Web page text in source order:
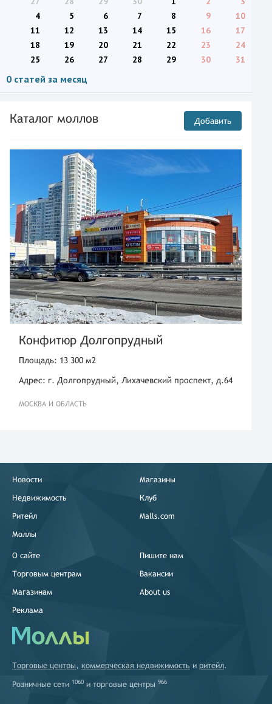
4
5 6 7 8 9
10
11
12 13 14 15 16
17
18
19 20 21 22 23
24
25
26 27 28 29 30 31
0 статей за месяц
Каталог моллов Добавить
Конфитюр Долгопрудный
Площадь: 13 300 м2
Адрес: г. Долгопрудный, Лихачевский проспект, д.64
МОСКВА И ОБЛАСТЬ
Новости
Недвижимость
Ритейл
Моллы
Магазины
Клуб
Malls.com
О сайте
Торговым центрам
Магазинам
Реклама
Пишите нам
Вакансии
About us
Торговые центры, коммерческая недвижимость и ритейл.
Розничные сети 1060 и торговые центры 966